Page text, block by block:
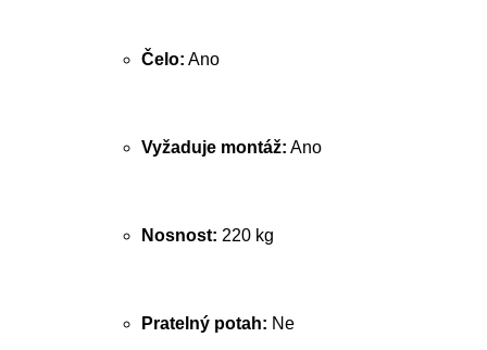
Čelo: Ano
Vyžaduje montáž: Ano
Nosnost: 220 kg
Pratelný potah: Ne